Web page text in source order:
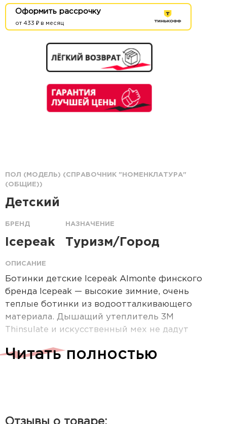
Оформить рассрочку
от 433 ₽ в месяц
ПОЛ (МОДЕЛЬ) (СПРАВОЧНИК "НОМЕНКЛАТУРА"
(ОБЩИЕ))
Детский
БРЕНД
Icepeak
НАЗНАЧЕНИЕ
Туризм/Город
ОПИСАНИЕ
Ботинки детские Icepeak Almonte финского
бренда Icepeak — высокие зимние, очень
теплые ботинки из водоотталкивающего
материала. Дышащий утеплитель 3M
Thinsulate и искусственный мех не дадут
верхним материалом и подкладкой защищают
Читать полностью
Отзывы о товаре: